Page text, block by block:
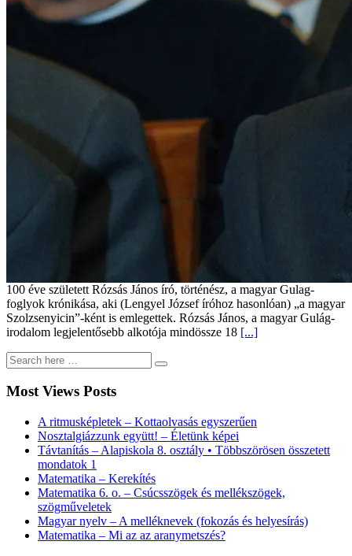
100 éve született Rózsás János író, történész, a magyar Gulag-
foglyok krónikása, aki (Lengyel József íróhoz hasonlóan) „a magyar
Szolzsenyicin”-ként is emlegettek. Rózsás János, a magyar Gulág-
irodalom legjelentősebb alkotója mindössze 18 [...]
Most Views Posts
A ritmusképletek – Kottaolvasás egyszerűen
Nosztalgiázzunk együtt! – Életünk képei
Távtanítás – Alapiskola 8. osztály • Többszörösen összetett
mondatok 1
Matematika – Kerekítés
Matematika 6. o. – Csúcsszögek és mellékszögek,
szögműveletek
Magyar nyelv – A melléknevek (fokozás és helyesírás)
Matematika – Mi az az aranymetszés?